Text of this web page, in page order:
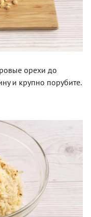
орехи до
и крупно порубите.